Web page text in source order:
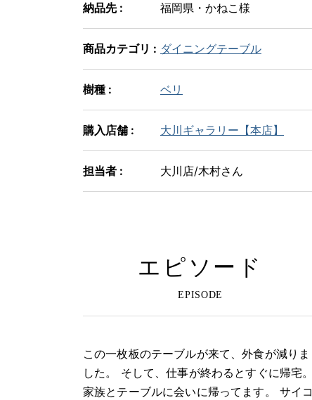
納品先 : 福岡県・かねこ様
商品カテゴリ : ダイニングテーブル
樹種 : ベリ
購入店舗 : 大川ギャラリー【本店】
担当者 : 大川店/木村さん
エピソード
この一枚板のテーブルが来て、外食が減りま
した。 そして、仕事が終わるとすぐに帰宅。
家族とテーブルに会いに帰ってます。 サイコ